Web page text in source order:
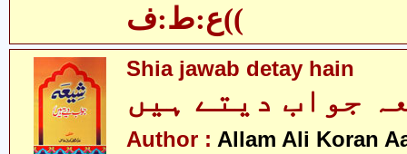
)ع:ط:ف(
Shia jawab detay hain
Author : Allam Ali Koran